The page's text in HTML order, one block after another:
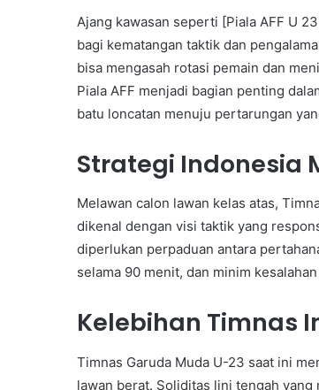
Ajang kawasan seperti [Piala AFF U
bagi kematangan taktik dan
bisa mengasah rotasi pemain dan
Piala AFF menjadi bagian penting
batu loncatan menuju pertarungan
Strategi Indonesia
Melawan calon lawan kelas atas,
dikenal dengan visi taktik yang
diperlukan perpaduan antara
selama 90 menit, dan minim
Kelebihan Timnas
Timnas Garuda Muda U-23 saat ini
lawan berat. Soliditas lini tengah